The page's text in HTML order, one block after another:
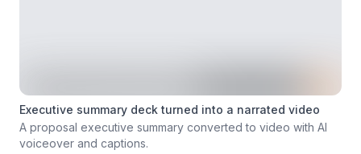
Executive summary deck turned into a narrated video
A proposal executive summary converted to video with AI
voiceover and captions.